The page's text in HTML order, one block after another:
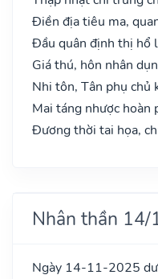
Điền địa tiêu ma,
Đầu quân định thị hổ
Giá thú, hôn nhân
Nhi tôn, Tân phụ chủ
Mai táng nhược hoàn
Đương thời tai họa,
Nhân thần
Ngày 14-11-2025